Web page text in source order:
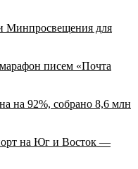
Минпросвещения для
писем «Почта
на 92%, собрано 8,6 млн
на Юг и Восток —